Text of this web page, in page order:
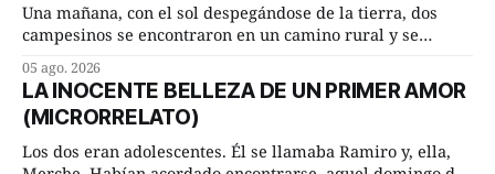
Una mañana, con el sol despegándose de la tierra, dos
campesinos se encontraron en un camino rural y se
remolachas, Manuel? —quiso saber uno. —Eso acabo de
hacer, Paco. ¿Cómo va ese maíz tuyo? --se interesó el otro.
—De momento mejor
05 ago. 2026
LA INOCENTE BELLEZA DE UN PRIMER AMOR
(MICRORRELATO)
Los dos eran adolescentes. Él se llamaba Ramiro y, ella,